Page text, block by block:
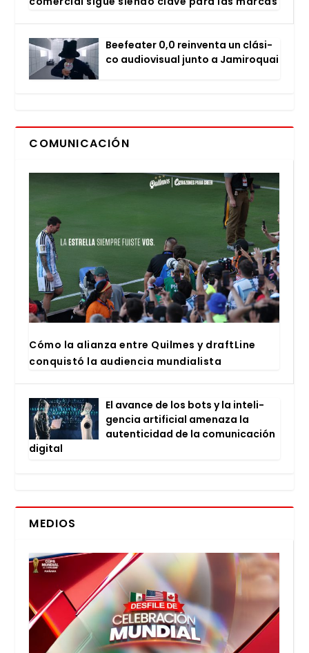
Bee­fea­ter 0,0 rein­ven­ta un clá­si­
co audio­vi­sual jun­to a Jami­ro­quai
COMUNICACIÓN
Cómo la alian­za entre Quil­mes y draftLi­ne
con­quis­tó la audien­cia mun­dia­lis­ta
El avan­ce de los bots y la inte­li­
gen­cia arti­fi­cial ame­na­za la
auten­ti­ci­dad de la comu­ni­ca­ción
digi­tal
MEDIOS